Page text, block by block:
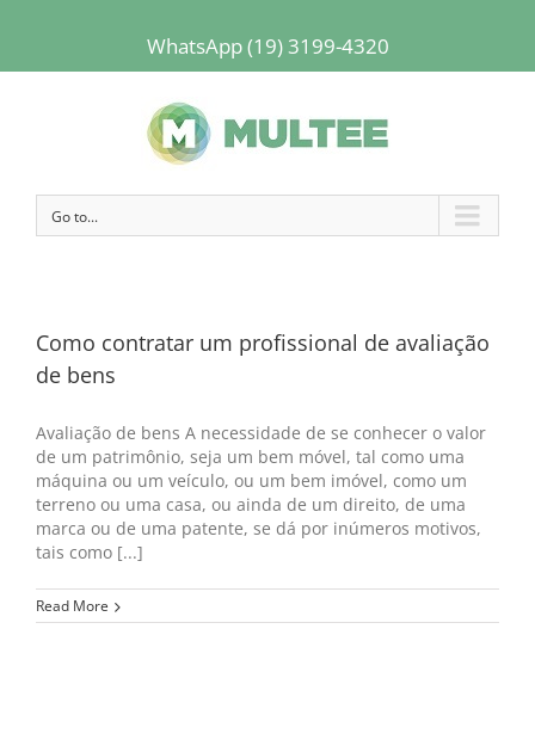
WhatsApp (19) 3199-4320
Go to...
Como contratar um profissional de avaliação
de bens
Avaliação de bens A necessidade de se conhecer o valor
de um patrimônio, seja um bem móvel, tal como uma
máquina ou um veículo, ou um bem imóvel, como um
terreno ou uma casa, ou ainda de um direito, de uma
marca ou de uma patente, se dá por inúmeros motivos,
tais como [...]
Read More